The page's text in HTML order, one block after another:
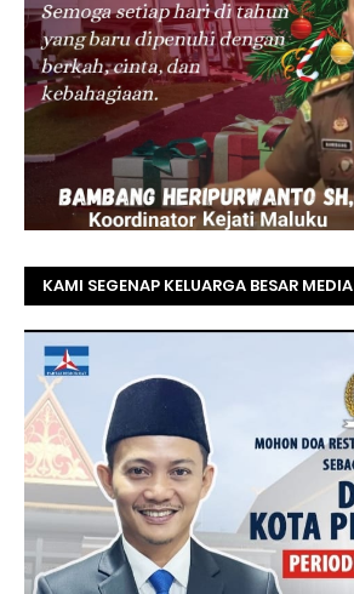
KAMI SEGENAP KELUARGA BESAR MEDIA
BAPAK ACHMAD FAISAL REZ